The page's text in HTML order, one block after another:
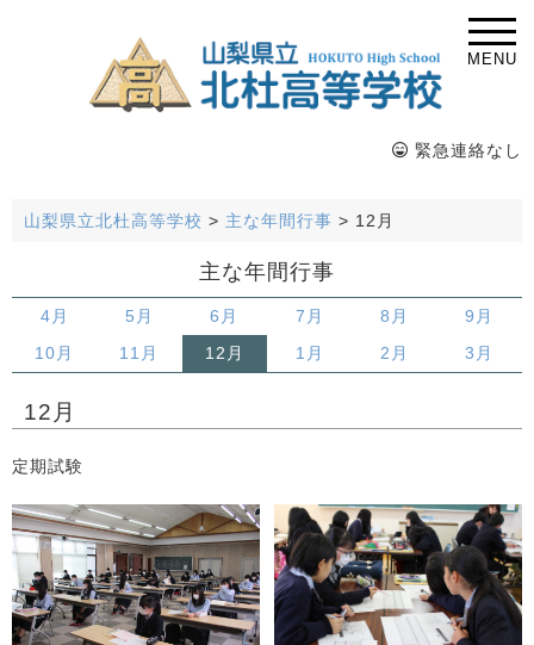
MENU
緊急連絡なし
山梨県立北杜高等学校 > 主な年間行事 > 12月
主な年間行事
4月 5月 6月 7月 8月 9月
10月 11月 12月 1月 2月 3月
12月
定期試験